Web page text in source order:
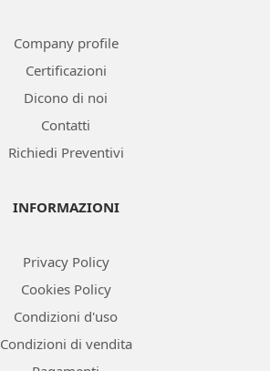
Company profile
Certificazioni
Dicono di noi
Contatti
Richiedi Preventivi
INFORMAZIONI
Privacy Policy
Cookies Policy
Condizioni d'uso
Condizioni di vendita